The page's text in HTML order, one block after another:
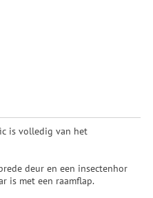
is volledig van het
deur en een insectenhor
is met een raamflap.